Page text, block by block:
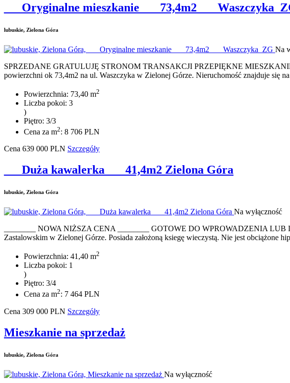
___Oryginalne mieszkanie___ 73,4m2___
lubuskie, Zielona Góra
Na
SPRZEDANE GRATULUJĘ STRONOM TRANSAKCJI PRZEPIĘKNE
powierzchni ok 73,4m2 na ul. Waszczyka w Zielonej Górze. Nieruchomość znajduje się
Powierzchnia: 73,40 m2
Liczba pokoi: 3
)
Piętro: 3/3
Cena za m2: 8 706 PLN
Cena 639 000 PLN Szczegóły
___Duża kawalerka___ 41,4m2 Zielona Góra
lubuskie, Zielona Góra
Na wyłączność
________ NOWA NIŻSZA CENA ________ GOTOWE DO WPROWADZENIA LUB
Zastalowskim w Zielonej Górze. Posiada założoną ksiegę wieczystą. Nie jest obciążone
Powierzchnia: 41,40 m2
Liczba pokoi: 1
)
Piętro: 3/4
Cena za m2: 7 464 PLN
Cena 309 000 PLN Szczegóły
Mieszkanie na sprzedaż
lubuskie, Zielona Góra
Na wyłączność